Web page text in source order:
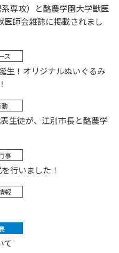
専攻）と酪農学園大学獣医
師会雑誌に掲載されまし
ス
生！オリジナルぬいぐるみ
生徒が、江別市長と酪農学
事
行いました！
報
て